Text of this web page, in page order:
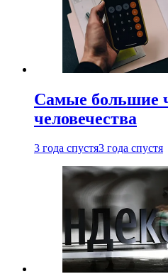
Самые большие
человечества
3 года спустя3 года спустя